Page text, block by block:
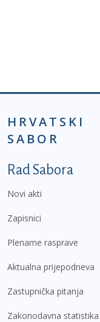
HRVATSKI
SABOR
Podnožje
Rad Sabora
Novi akti
Zapisnici
Plenarne rasprave
Aktualna prijepodneva
Zastupnička pitanja
Zakonodavna statistika